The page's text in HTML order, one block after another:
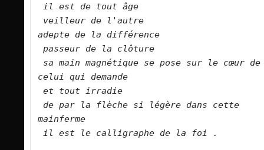
il est de tout âge
veilleur de l'autre
adepte de la différence
passeur de la clôture
sa main magnétique se pose sur le cœur de
celui qui demande
et tout irradie
de par la flèche si légère dans cette
mainferme
il est le calligraphe de la foi .